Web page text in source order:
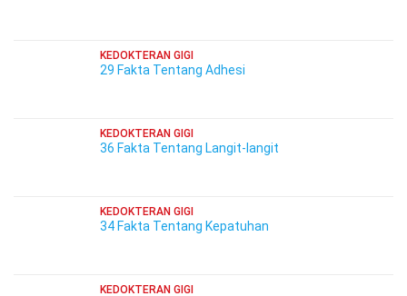
KEDOKTERAN GIGI
29 Fakta Tentang Adhesi
KEDOKTERAN GIGI
36 Fakta Tentang Langit-langit
KEDOKTERAN GIGI
34 Fakta Tentang Kepatuhan
KEDOKTERAN GIGI